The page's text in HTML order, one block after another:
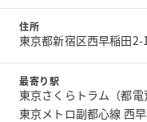
住所
東京都新宿区西早稲田
最寄り駅
東京さくらトラム（都
東京メトロ副都心線 西